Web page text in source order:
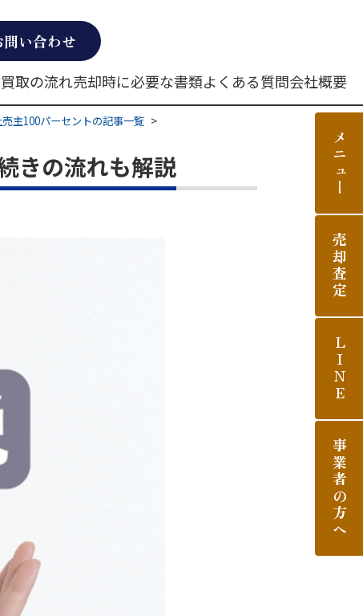
問い合わせ
取の流れ売却時に必要な書類よくある質問会社概要
主100パーセントの記事一覧
きの流れも解説
メニュー
売却査定
LINE
事業者の方へ